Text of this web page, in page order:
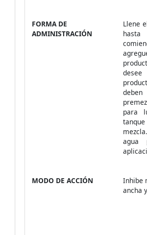
FORMA DE
ADMINISTRACIÓN
Llene
para
agua
MODO DE ACCIÓN
Inhibe
ancha